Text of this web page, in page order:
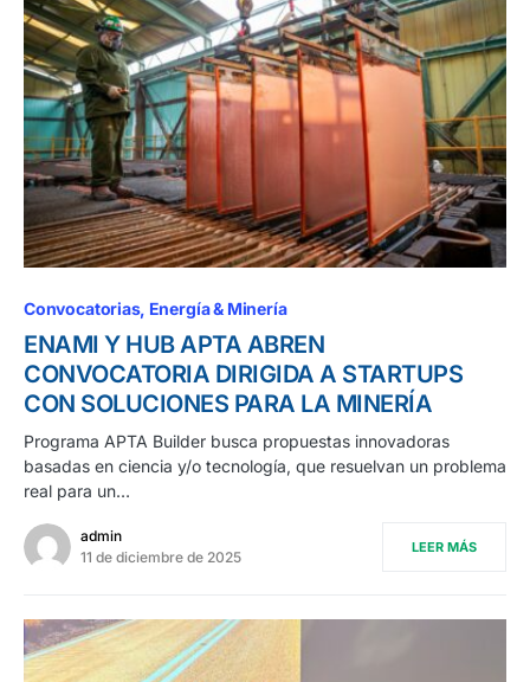
Convocatorias Energía & Minería
ENAMI Y HUB APTA ABREN
CONVOCATORIA DIRIGIDA A STARTUPS
CON SOLUCIONES PARA LA MINERÍA
Programa APTA Builder busca propuestas innovadoras
basadas en ciencia y/o tecnología, que resuelvan un problema
real para un…
admin
11 de diciembre de 2025
LEER MÁS